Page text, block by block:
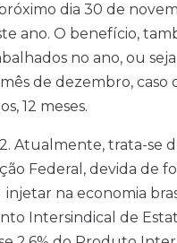
dia 30 de
ano. O benefício,
no ano, ou
de dezembro, caso
12 meses.
Atualmente, trata-se
Federal, devida de
na economia
Intersindical de